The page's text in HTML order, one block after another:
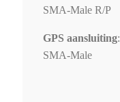
SMA-Male R/P
GPS aansluiting:
SMA-Male